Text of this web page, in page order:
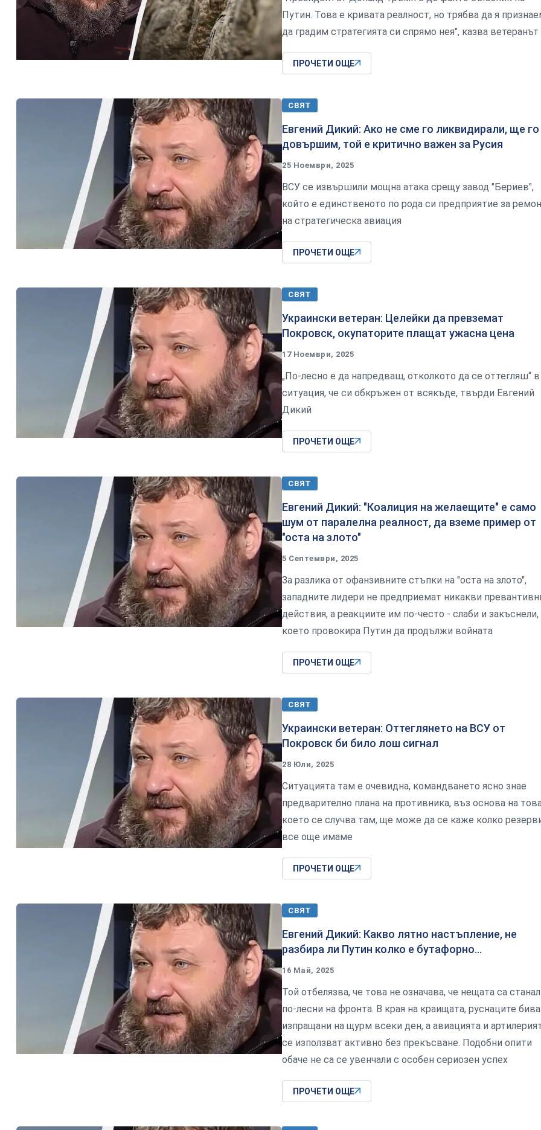
Путин. Това е кривата реалност, но трябва да я
да градим стратегията си спрямо нея", казва ветеранът
ПРОЧЕТИ ОЩЕ
СВЯТ
Евгений Дикий: Ако не сме го ликвидирали, ще го
довършим, той е критично важен за Русия
25 Ноември, 2025
ВСУ се извършили мощна атака срещу завод "Бериев",
който е единственото по рода си предприятие за
на стратегическа авиация
ПРОЧЕТИ ОЩЕ
СВЯТ
Украински ветеран: Целейки да превземат
Покровск, окупаторите плащат ужасна цена
17 Ноември, 2025
„По-лесно е да напредваш, отколкото да се оттегляш“ в
ситуация, че си обкръжен от всякъде, твърди Евгений
Дикий
ПРОЧЕТИ ОЩЕ
СВЯТ
Евгений Дикий: "Коалиция на желаещите" е само
шум от паралелна реалност, да вземе пример от
"оста на злото"
5 Септември, 2025
За разлика от офанзивните стъпки на "оста на злото",
западните лидери не предприемат никакви
действия, а реакциите им по-често - слаби и закъснели,
което провокира Путин да продължи войната
ПРОЧЕТИ ОЩЕ
СВЯТ
Украински ветеран: Оттеглянето на ВСУ от
Покровск би било лош сигнал
28 Юли, 2025
Ситуацията там е очевидна, командването ясно знае
предварително плана на противника, въз основа на
което се случва там, ще може да се каже колко
все още имаме
ПРОЧЕТИ ОЩЕ
СВЯТ
Евгений Дикий: Какво лятно настъпление, не
разбира ли Путин колко е бутафорно…
16 Май, 2025
Той отбелязва, че това не означава, че нещата са
по-лесни на фронта. В края на краищата, руснаците
изпращани на щурм всеки ден, а авиацията и
се използват активно без прекъсване. Подобни опити
обаче не са се увенчали с особен сериозен успех
ПРОЧЕТИ ОЩЕ